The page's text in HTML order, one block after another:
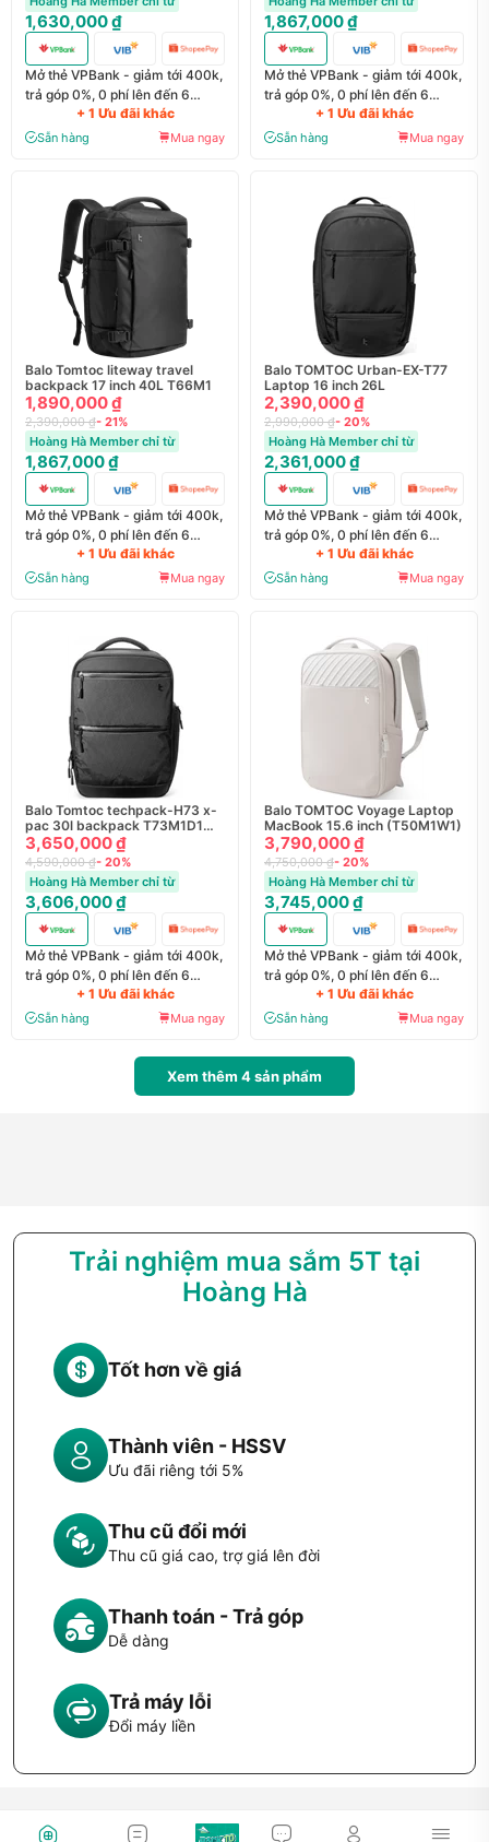
1,630,000 ₫
Mở thẻ VPBank - giảm tới 400k,
trả góp 0%, 0 phí lên đến 6
+ 1 Ưu đãi khác
Sẵn hàng Mua ngay
1,867,000 ₫
Mở thẻ VPBank - giảm tới 400k,
trả góp 0%, 0 phí lên đến 6
+ 1 Ưu đãi khác
Sẵn hàng Mua ngay
Balo Tomtoc liteway travel
backpack 17 inch 40L T66M1
1,890,000 ₫
2,390,000 ₫- 21%
Hoàng Hà Member chỉ từ
1,867,000 ₫
Mở thẻ VPBank - giảm tới 400k,
trả góp 0%, 0 phí lên đến 6
+ 1 Ưu đãi khác
Sẵn hàng Mua ngay
Balo TOMTOC Urban-EX-T77
Laptop 16 inch 26L
2,390,000 ₫
2,990,000 ₫- 20%
Hoàng Hà Member chỉ từ
2,361,000 ₫
Mở thẻ VPBank - giảm tới 400k,
trả góp 0%, 0 phí lên đến 6
+ 1 Ưu đãi khác
Sẵn hàng Mua ngay
Balo Tomtoc techpack-H73 x-
pac 30l backpack T73M1D1
(H73E1D1).
3,650,000 ₫
4,590,000 ₫- 20%
Hoàng Hà Member chỉ từ
3,606,000 ₫
Mở thẻ VPBank - giảm tới 400k,
trả góp 0%, 0 phí lên đến 6
+ 1 Ưu đãi khác
Sẵn hàng Mua ngay
Balo TOMTOC Voyage Laptop
MacBook 15.6 inch (T50M1W1)
3,790,000 ₫
4,750,000 ₫- 20%
Hoàng Hà Member chỉ từ
3,745,000 ₫
Mở thẻ VPBank - giảm tới 400k,
trả góp 0%, 0 phí lên đến 6
+ 1 Ưu đãi khác
Sẵn hàng Mua ngay
Xem thêm 4sản phẩm
Trải nghiệm mua sắm 5T tại
Hoàng Hà
Tốt hơn về giá
Thành viên - HSSV
Ưu đãi riêng tới 5%
Thu cũ đổi mới
Thu cũ giá cao, trợ giá lên đời
Thanh toán - Trả góp
Dễ dàng
Trả máy lỗi
Đổi máy liền